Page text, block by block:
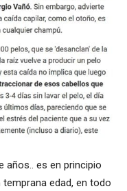
años.. es en principio
edad, en todo